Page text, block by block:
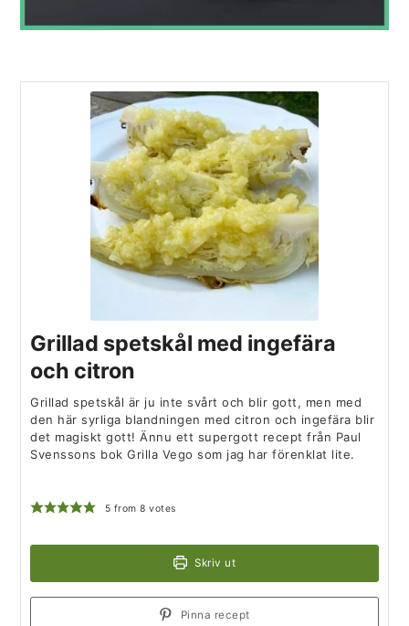
Grillad spetskål med ingefära
och citron
Grillad spetskål är ju inte svårt och blir gott, men med
den här syrliga blandningen med citron och ingefära blir
det magiskt gott! Ännu ett supergott recept från Paul
Svenssons bok Grilla Vego som jag har förenklat lite.
5 from8 votes
Skriv ut
Pinna recept